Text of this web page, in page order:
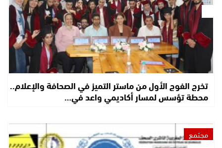
تخرج الفوج الأول من ماستر التميز في الصحافة والإعلام..
محطة تؤسس لمسار أكاديمي واعد في…
مجتمع